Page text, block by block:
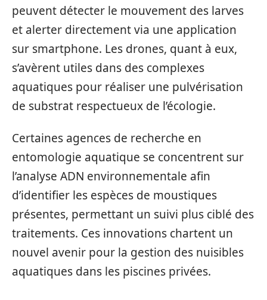
peuvent détecter le mouvement des larves
et alerter directement via une application
sur smartphone. Les drones, quant à eux,
s’avèrent utiles dans des complexes
aquatiques pour réaliser une pulvérisation
de substrat respectueux de l’écologie.
Certaines agences de recherche en
entomologie aquatique se concentrent sur
l’analyse ADN environnementale afin
d’identifier les espèces de moustiques
présentes, permettant un suivi plus ciblé des
traitements. Ces innovations chartent un
nouvel avenir pour la gestion des nuisibles
aquatiques dans les piscines privées.